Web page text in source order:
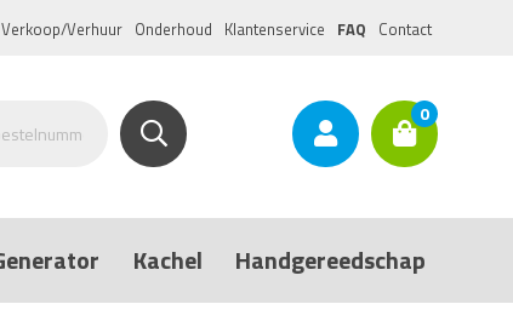
Verkoop/Verhuur Onderhoud Klantenservice FAQ Contact
0
Kachel Handgereedschap